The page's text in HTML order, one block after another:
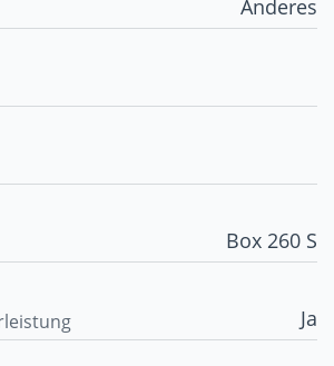
Anderes
Box 260 S
Ja